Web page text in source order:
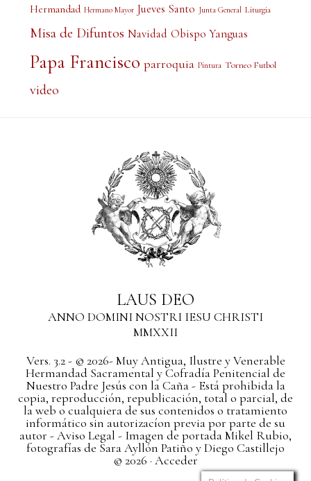
Hermandad Hermano Mayor Jueves Santo Junta General Liturgia
Misa de Difuntos Navidad Obispo Yanguas
Papa Francisco parroquia Pintura Torneo Futbol
video
LAUS DEO
ANNO DOMINI NOSTRI IESU CHRISTI
MMXXII
Vers. 3.2 - © 2026- Muy Antigua, Ilustre y Venerable
Hermandad Sacramental y Cofradía Penitencial de
Nuestro Padre Jesús con la Caña - Está prohibida la
copia, reproducción, republicación, total o parcial, de
la web o cualquiera de sus contenidos o tratamiento
informático sin autorizacíon previa por parte de su
autor - Aviso Legal - Imagen de portada Mikel Rubio,
fotografías de Sara Ayllón Patiño y Diego Castillejo
© 2026 · Acceder